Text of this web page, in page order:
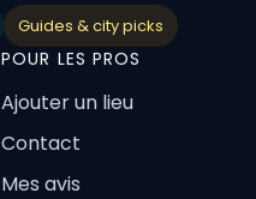
Guides & city picks
POUR LES PROS
Ajouter un lieu
Contact
Mes avis